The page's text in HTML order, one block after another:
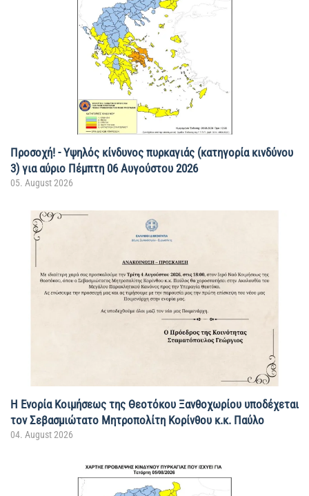
Προσοχή! - Υψηλός κίνδυνος πυρκαγιάς (κατηγορία κινδύνου
3) για αύριο Πέμπτη 06 Αυγούστου 2026
05. August 2026
Η Ενορία Κοιμήσεως της Θεοτόκου Ξανθοχωρίου υποδέχεται
τον Σεβασμιώτατο Μητροπολίτη Κορίνθου κ.κ. Παύλο
04. August 2026